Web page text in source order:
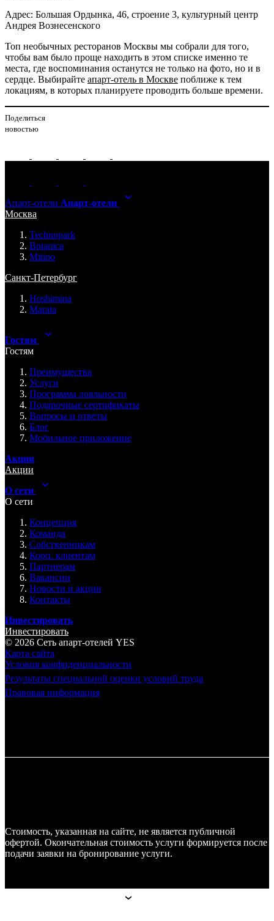
Адрес: Большая Ордынка, 46, строение 3, культурный центр
Андрея Вознесенского
Топ необычных ресторанов Москвы мы собрали для того,
чтобы вам было проще находить в этом списке именно те
места, где воспоминания останутся не только на фото, но и в
сердце. Выбирайте апарт-отель в Москве поближе к тем
локациям, в которых планируете проводить больше времени.
Поделиться
новостью
Апарт-отели Апарт-отели
Москва
Technopark
Botanica
Mitino
Санкт-Петербург
Hoshimina
Marata
Гостям
Гостям
Преимущества
Услуги
Программа лояльности
Подарочные сертификаты
Вопросы и ответы
Блог
Мобильное приложение
Акции
Акции
О сети
О сети
Концепция
Команда
Собственникам
Корп. клиентам
Партнерам
Вакансии
Новости и акции
Контакты
Инвестировать
Инвестировать
© 2026 Cеть апарт-отелей YES
Карта сайта
Условия конфиденциальности
Результаты специальной оценки условий труда
Правовая информация
Стоимость, указанная на сайте, не является публичной
офертой. Окончательная стоимость услуги формируется после
подачи заявки на бронирование услуги.